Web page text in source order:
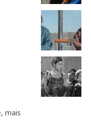
mais